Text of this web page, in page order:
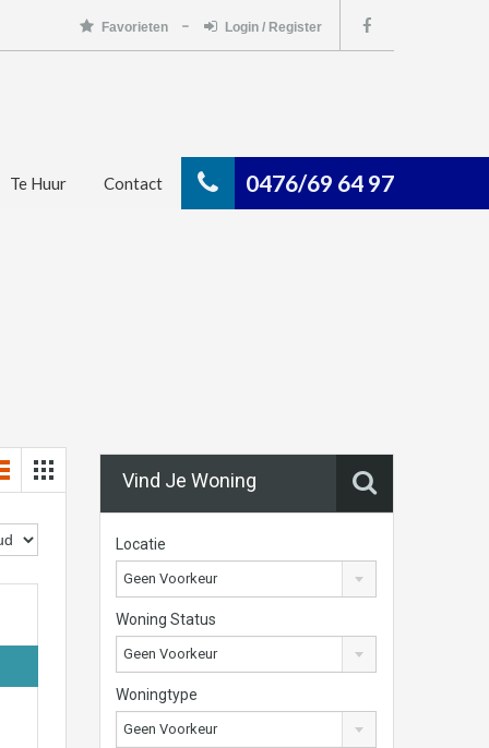
Favorieten Login / Register
0476/69 64 97
Te Huur Contact
Vind Je Woning
Locatie
Geen Voorkeur
Woning Status
Geen Voorkeur
Woningtype
Geen Voorkeur